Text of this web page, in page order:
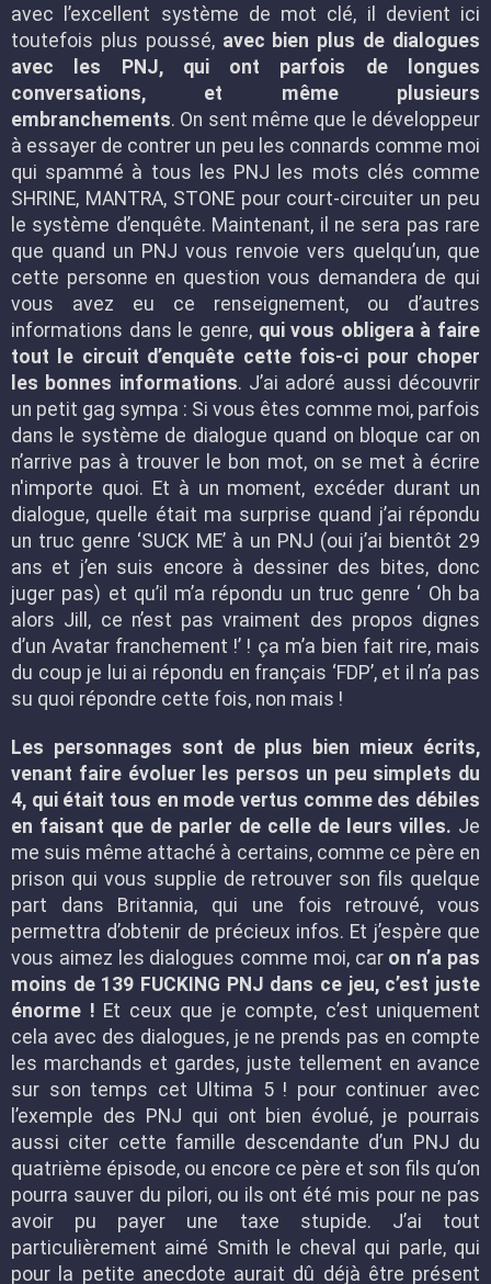
avec l’excellent système de mot clé, il devient ici
toutefois plus poussé, avec bien plus de dialogues
avec les PNJ, qui ont parfois de longues
conversations, et même plusieurs
embranchements. On sent même que le développeur
à essayer de contrer un peu les connards comme moi
qui spammé à tous les PNJ les mots clés comme
SHRINE, MANTRA, STONE pour court-circuiter un peu
le système d’enquête. Maintenant, il ne sera pas rare
que quand un PNJ vous renvoie vers quelqu’un, que
cette personne en question vous demandera de qui
vous avez eu ce renseignement, ou d’autres
informations dans le genre, qui vous obligera à faire
tout le circuit d’enquête cette fois-ci pour choper
les bonnes informations. J’ai adoré aussi découvrir
un petit gag sympa : Si vous êtes comme moi, parfois
dans le système de dialogue quand on bloque car on
n’arrive pas à trouver le bon mot, on se met à écrire
n'importe quoi. Et à un moment, excéder durant un
dialogue, quelle était ma surprise quand j’ai répondu
un truc genre ‘SUCK ME’ à un PNJ (oui j’ai bientôt 29
ans et j’en suis encore à dessiner des bites, donc
juger pas) et qu’il m’a répondu un truc genre ‘ Oh ba
alors Jill, ce n’est pas vraiment des propos dignes
d’un Avatar franchement !’ ! ça m’a bien fait rire, mais
du coup je lui ai répondu en français ‘FDP’, et il n’a pas
su quoi répondre cette fois, non mais !
Les personnages sont de plus bien mieux écrits,
venant faire évoluer les persos un peu simplets du
4, qui était tous en mode vertus comme des débiles
en faisant que de parler de celle de leurs villes. Je
me suis même attaché à certains, comme ce père en
prison qui vous supplie de retrouver son fils quelque
part dans Britannia, qui une fois retrouvé, vous
permettra d’obtenir de précieux infos. Et j’espère que
vous aimez les dialogues comme moi, car on n’a pas
moins de 139 FUCKING PNJ dans ce jeu, c’est juste
énorme ! Et ceux que je compte, c’est uniquement
cela avec des dialogues, je ne prends pas en compte
les marchands et gardes, juste tellement en avance
sur son temps cet Ultima 5 ! pour continuer avec
l’exemple des PNJ qui ont bien évolué, je pourrais
aussi citer cette famille descendante d’un PNJ du
quatrième épisode, ou encore ce père et son fils qu’on
pourra sauver du pilori, ou ils ont été mis pour ne pas
avoir pu payer une taxe stupide. J’ai tout
particulièrement aimé Smith le cheval qui parle, qui
pour la petite anecdote aurait dû déjà être présent